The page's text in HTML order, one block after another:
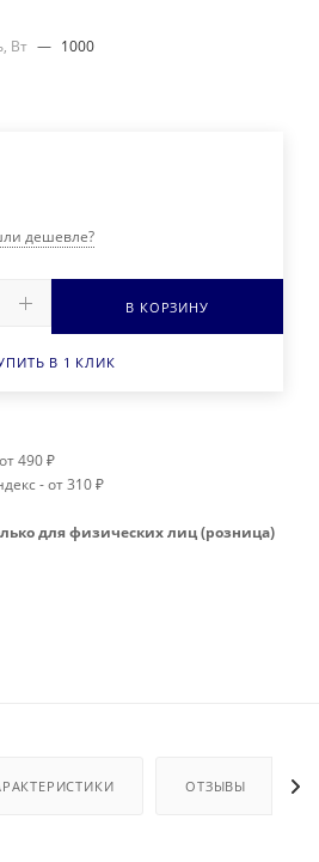
Вт — 1000
дешевле?
В КОРЗИНУ
В 1 КЛИК
490 ₽
- от 310 ₽
для физических лиц (розница)
ОТЗЫВЫ